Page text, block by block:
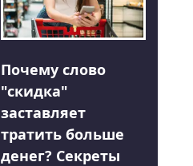
Почему слово
"скидка"
заставляет
тратить больше
денег? Секреты